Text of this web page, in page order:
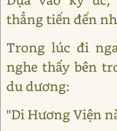
thẳng tiến đến
Trong lúc đi
nghe thấy bên
du dương:
"Di Hương Viện